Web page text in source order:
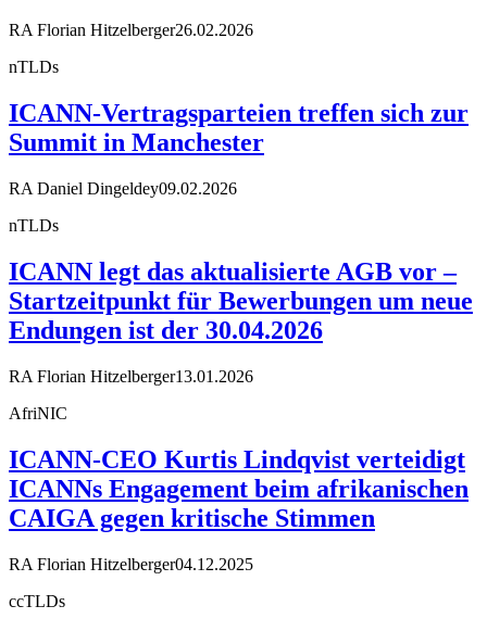
RA Florian Hitzelberger26.02.2026
nTLDs
ICANN-Vertragsparteien treffen sich zur
Summit in Manchester
RA Daniel Dingeldey09.02.2026
nTLDs
ICANN legt das aktualisierte AGB vor –
Startzeitpunkt für Bewerbungen um neue
Endungen ist der 30.04.2026
RA Florian Hitzelberger13.01.2026
AfriNIC
ICANN-CEO Kurtis Lindqvist verteidigt
ICANNs Engagement beim afrikanischen
CAIGA gegen kritische Stimmen
RA Florian Hitzelberger04.12.2025
ccTLDs